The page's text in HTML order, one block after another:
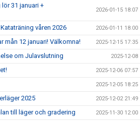
31 januari +
2026-01-15 18:07
våren 2026 2026-01-11 18:00
mån 12 januari! Välkomna! 2025-12-15 17:35
om Julavslutning 2025-12-08
2025-12-06 07:57
2025-12-05 18:25
2025 2025-12-02 21:49
till läger och gradering 2025-11-30 12:00